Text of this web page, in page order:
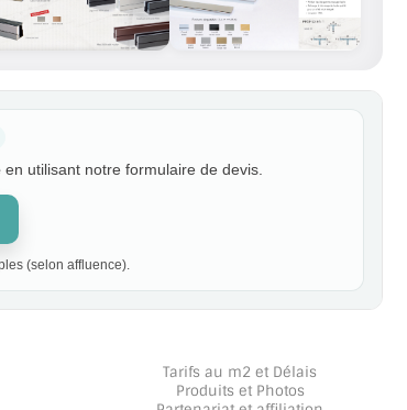
en utilisant notre formulaire de devis.
(selon affluence).
Tarifs au m2 et Délais
Produits et Photos